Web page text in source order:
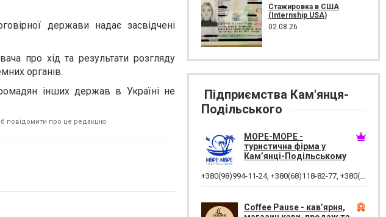
держави надає засвідчені
про хід та результати розгляду
органів.
інших держав в Україні не
повідомити про це редакцію
Стажировка в США
(Internship USA)
02.08.26
Підприємства Кам'янця-
Подільського
МОРЕ-МОРЕ -
туристична фірма у
Кам’янці-Подільському
+380(98)994-11-24, +380(68)118-82-77, +380(68)882-38-28
Coffee Pause - кав’ярня,